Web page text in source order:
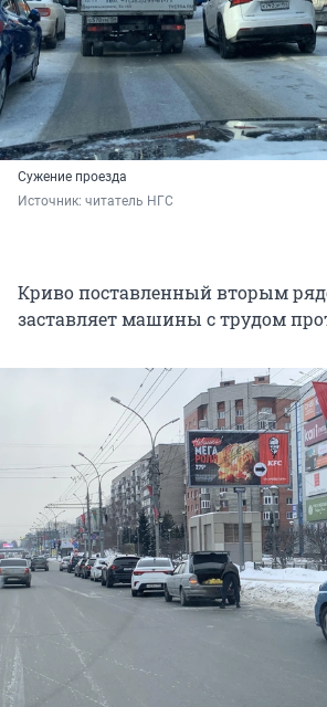
Сужение проезда
Источник: читатель НГС
Криво поставленный вторым
заставляет машины с трудом